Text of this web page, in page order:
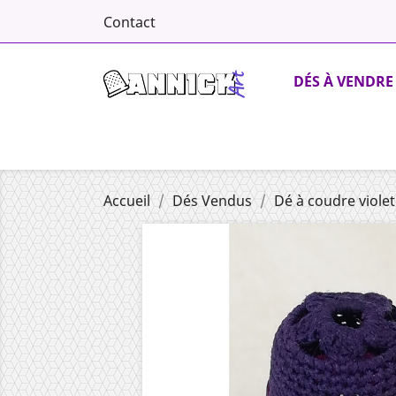
Contact
DÉS À VENDRE
Accueil Dés Vendus Dé à coudre